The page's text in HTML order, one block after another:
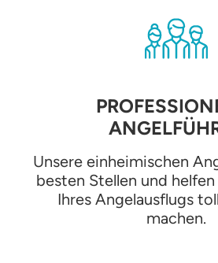
Unsere einheimischen
besten Stellen und helfen
Ihres Angelausflugs
machen.